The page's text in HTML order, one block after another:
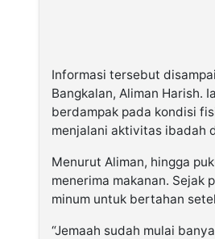
Informasi tersebut
Bangkalan, Aliman Harish.
berdampak pada kondisi
menjalani aktivitas ibadah
Menurut Aliman, hingga
menerima makanan. Sejak
minum untuk bertahan
“Jemaah sudah mulai